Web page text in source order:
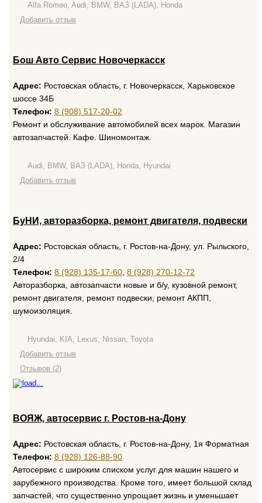
Alfa Romeo, Audi, BMW, ВАЗ (LADA), Honda
Добавить отзыв
Бош Авто Сервис Новочеркасск
Адрес: Ростовская область, г. Новочеркасск, Харьковское
шоссе 34Б
Телефон: 8 (908) 517-20-02
Ремонт и обслуживание автомобилей всех марок. Магазин
автозапчастей. Кафе. Шиномонтаж.
Audi, BMW, ВАЗ (LADA), Honda, Hyundai
Добавить отзыв
БуНИ, авторазборка, ремонт двигателя, подвески
Адрес: Ростовская область, г. Ростов-на-Дону, ул. Рыльского,
2/4
Телефон: 8 (928) 135-17-60 8 (928) 270-12-72
Авторазборка, автозапчасти новые и б/у, кузовной ремонт,
ремонт двигателя, ремонт подвески, ремонт АКПП,
шумоизоляция.
Hyundai, KIA, Lexus, Nissan, Toyota
Добавить отзыв
Отзывов (2)
ВОЯЖ, автосервис г. Ростов-на-Дону
Адрес: Ростовская область, г. Ростов-на-Дону, 1я Форматная
Телефон: 8 (928) 126-88-90
Автосервис с широким списком услуг для машин нашего и
зарубежного производства. Кроме того, имеет большой склад
запчастей, что существенно упрощает жизнь и уменьшает